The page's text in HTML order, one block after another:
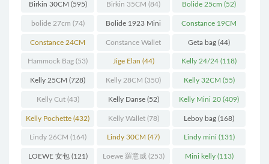
Birkin 30CM (595) Birkin 35CM (84) Bolide 25cm (52)
bolide 27cm (74) Bolide 1923 Mini
(93)
Constance 19CM
(571)
Constance 24CM
(216)
Constance Wallet
(60)
Geta bag (44)
Hammock Bag (53) Jige Elan (44) Kelly 24/24 (118)
Kelly 25CM (728) Kelly 28CM (350) Kelly 32CM (55)
Kelly Cut(43) Kelly Danse(52) Kelly Mini 20 (409)
Kelly Pochette (432) Kelly Wallet(78) Leboy bag (168)
Lindy 26CM (164) Lindy 30CM (47) Lindy mini (131)
LOEWE 女包(121) Loewe 羅意威(253) Mini kelly(113)